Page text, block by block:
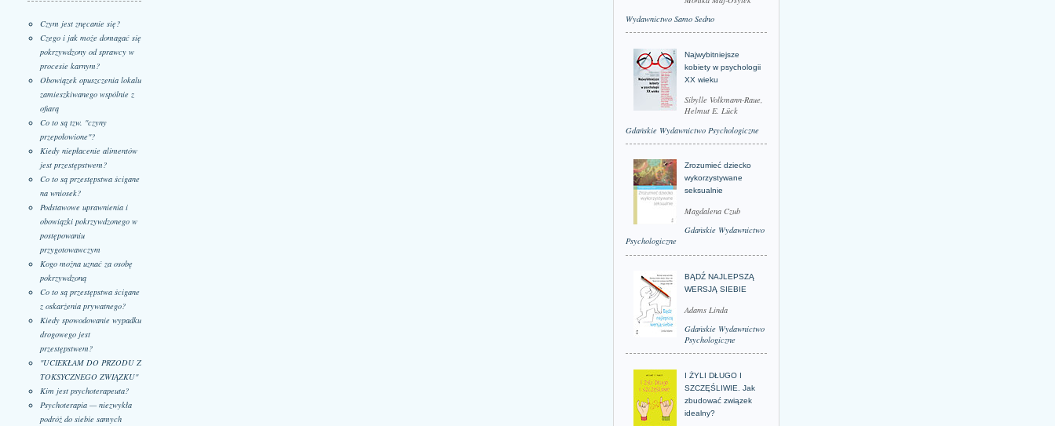
Czym jest znęcanie się?
Czego i jak może domagać się
pokrzywdzony od sprawcy w
procesie karnym?
Obowiązek opuszczenia lokalu
zamieszkiwanego wspólnie z
ofiarą
Co to są tzw. "czyny
przepołowione"?
Kiedy niepłacenie alimentów
jest przestępstwem?
Co to są przestępstwa ścigane
na wniosek?
Podstawowe uprawnienia i
obowiązki pokrzywdzonego w
postępowaniu
przygotowawczym
Kogo można uznać za osobę
pokrzywdzoną
Co to są przestępstwa ścigane
z oskarżenia prywatnego?
Kiedy spowodowanie wypadku
drogowego jest
przestępstwem?
"UCIEKŁAM DO PRZODU Z
TOKSYCZNEGO ZWIĄZKU"
Kim jest psychoterapeuta?
Psychoterapia — niezwykła
podróż do siebie samych
Wydawnictwo Samo Sedno
Najwybitniejsze
kobiety w psychologii
XX wieku
Sibylle Volkmann-Raue,
Helmut E. Lück
Gdańskie Wydawnictwo Psychologiczne
Zrozumieć dziecko
wykorzystywane
seksualnie
Magdalena Czub
Gdańskie Wydawnictwo
Psychologiczne
BĄDŹ NAJLEPSZĄ
WERSJĄ SIEBIE
Adams Linda
Gdańskie Wydawnictwo
Psychologiczne
I ŻYLI DŁUGO I
SZCZĘŚLIWIE. Jak
zbudować związek
idealny?